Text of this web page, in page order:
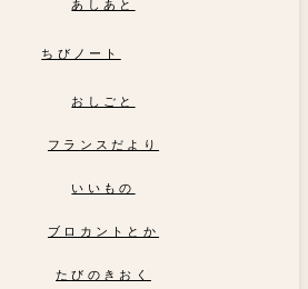
あしあと
ちびノート
おしごと
フランスだより
いいもの
ブロカントとか
たびのきおく